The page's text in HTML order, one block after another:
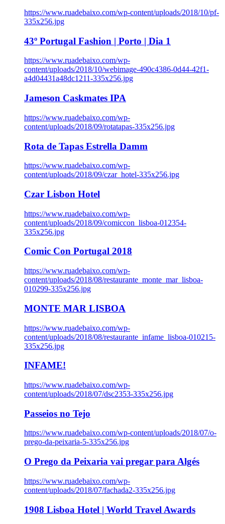
https://www.ruadebaixo.com/wp-content/uploads/2018/10/pf-
335x256.jpg
43º Portugal Fashion | Porto | Dia 1
https://www.ruadebaixo.com/wp-
content/uploads/2018/10/webimage-490c4386-0d44-42f1-
a4d04431a48dc1211-335x256.jpg
Jameson Caskmates IPA
https://www.ruadebaixo.com/wp-
content/uploads/2018/09/rotatapas-335x256.jpg
Rota de Tapas Estrella Damm
https://www.ruadebaixo.com/wp-
content/uploads/2018/09/czar_hotel-335x256.jpg
Czar Lisbon Hotel
https://www.ruadebaixo.com/wp-
content/uploads/2018/09/comiccon_lisboa-012354-
335x256.jpg
Comic Con Portugal 2018
https://www.ruadebaixo.com/wp-
content/uploads/2018/08/restaurante_monte_mar_lisboa-
010299-335x256.jpg
MONTE MAR LISBOA
https://www.ruadebaixo.com/wp-
content/uploads/2018/08/restaurante_infame_lisboa-010215-
335x256.jpg
INFAME!
https://www.ruadebaixo.com/wp-
content/uploads/2018/07/dsc2353-335x256.jpg
Passeios no Tejo
https://www.ruadebaixo.com/wp-content/uploads/2018/07/o-
prego-da-peixaria-5-335x256.jpg
O Prego da Peixaria vai pregar para Algés
https://www.ruadebaixo.com/wp-
content/uploads/2018/07/fachada2-335x256.jpg
1908 Lisboa Hotel | World Travel Awards